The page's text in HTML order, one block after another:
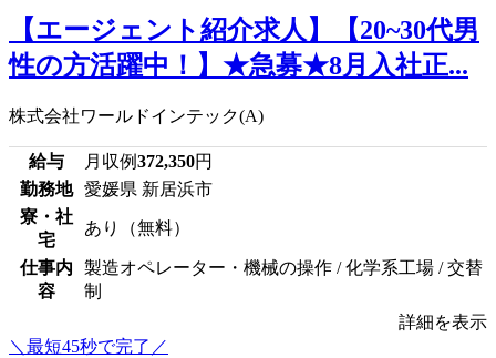
【エージェント紹介求人】【20~30代男
性の方活躍中！】★急募★8月入社正...
株式会社ワールドインテック(A)
給与 月収例372,350円
勤務地
愛媛県 新居浜市
寮・社
宅
あり（無料）
仕事内
容
製造オペレーター・機械の操作 / 化学系工場 / 交替
制
詳細を表示
＼最短45秒で完了／